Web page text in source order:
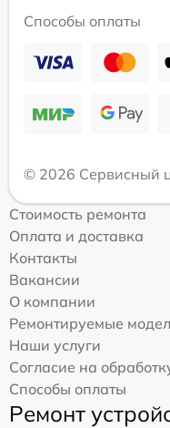
Способы оплаты
© 2026 Сервисный
Стоимость ремонта
Оплата и доставка
Контакты
Вакансии
О компании
Ремонтируемые
Наши услуги
Согласие на
Способы оплаты
Ремонт